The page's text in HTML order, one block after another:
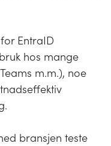
EntraID
hos mange
m.m.), noe
bransjen teste